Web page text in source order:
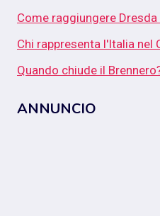
Come raggiungere
Chi rappresenta l'Italia nel
Quando chiude il
ANNUNCIO